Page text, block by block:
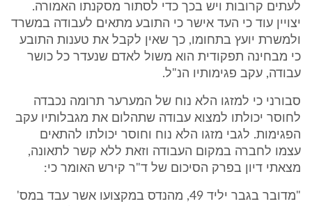
לעתים קרובות ויש בכך כדי לסתור מסקנתו האמורה.
יצויין עוד כי העד אישר כי התובע מתאים לעבודה במשרד
ולמשרת יועץ בתחומו, כך שאין לקבל את טענות התובע
כי מבחינה תפקודית הוא משול לאדם שנעדר כל כושר
עבודה, עקב פגימותיו הנ"ל.
סבורני כי למזגו הלא נוח של המערער תרומה נכבדה
לחוסר יכולתו למצוא עבודה שתהלום את מגבלותיו עקב
הפגימות. לגבי מזגו הלא נוח וחוסר יכולתו להתאים
עצמו לחברה במקום העבודה וזאת ללא קשר לתאונה,
מצאתי דיון בפרק הסיכום של ד"ר קירש האומר כי:
"מדובר בגבר יליד 49, מהנדס במקצועו אשר עבד במס'